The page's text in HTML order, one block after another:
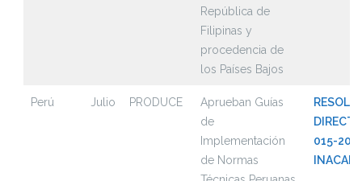
República de
Filipinas y
procedencia de
los Países Bajos
Perú Julio PRODUCE
Aprueban Guías
de
Implementación
de Normas
015-